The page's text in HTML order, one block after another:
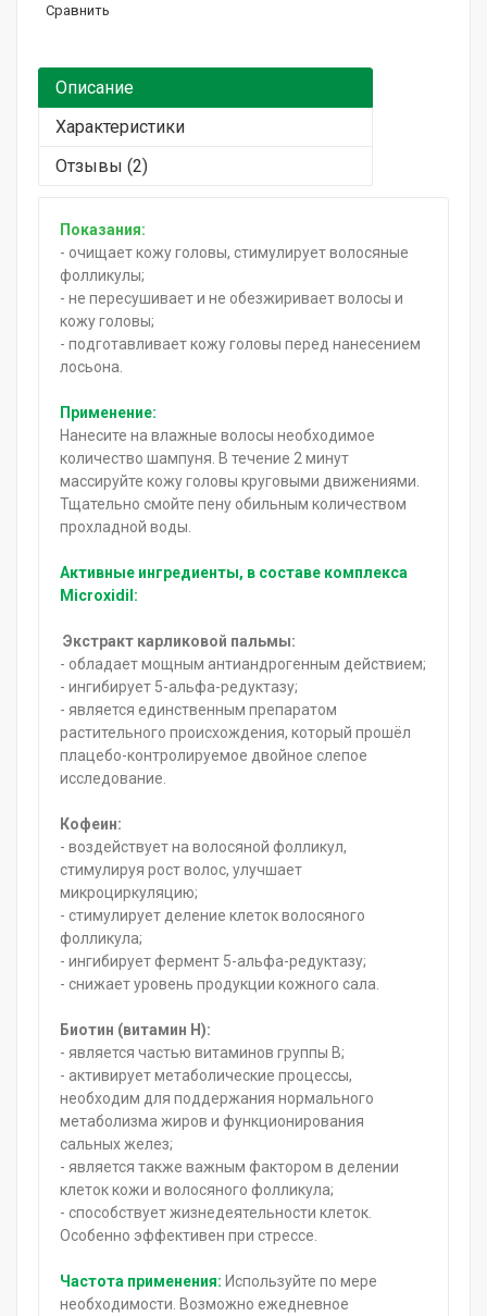
Сравнить
Описание
Характеристики
Отзывы (2)
Показания:
- очищает кожу головы, стимулирует волосяные
фолликулы;
- не пересушивает и не обезжиривает волосы и
кожу головы;
- подготавливает кожу головы перед нанесением
лосьона.
Применение:
Нанесите на влажные волосы необходимое
количество шампуня. В течение 2 минут
массируйте кожу головы круговыми движениями.
Тщательно смойте пену обильным количеством
прохладной воды.
Активные ингредиенты, в составе комплекса
Microxidil:
Экстракт карликовой пальмы:
- обладает мощным антиандрогенным действием;
- ингибирует 5-альфа-редуктазу;
- является единственным препаратом
растительного происхождения, который прошёл
плацебо-контролируемое двойное слепое
исследование.
Кофеин:
- воздействует на волосяной фолликул,
стимулируя рост волос, улучшает
микроциркуляцию;
- стимулирует деление клеток волосяного
фолликула;
- ингибирует фермент 5-альфа-редуктазу;
- снижает уровень продукции кожного сала.
Биотин (витамин Н):
- является частью витаминов группы В;
- активирует метаболические процессы,
необходим для поддержания нормального
метаболизма жиров и функционирования
сальных желез;
- является также важным фактором в делении
клеток кожи и волосяного фолликула;
- способствует жизнедеятельности клеток.
Особенно эффективен при стрессе.
Частота применения: Используйте по мере
необходимости. Возможно ежедневное